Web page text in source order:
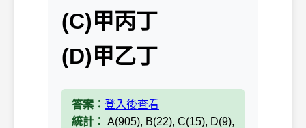
(C)甲丙丁
(D)甲乙丁
答案： 登入後查看
統計： A(905), B(22), C(15), D(9),